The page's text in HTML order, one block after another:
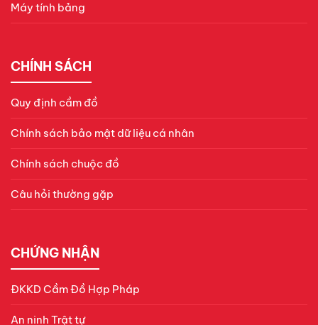
Máy tính bảng
CHÍNH SÁCH
Quy định cầm đồ
Chính sách bảo mật dữ liệu cá nhân
Chính sách chuộc đồ
Câu hỏi thường gặp
CHỨNG NHẬN
ĐKKD Cầm Đồ Hợp Pháp
An ninh Trật tự